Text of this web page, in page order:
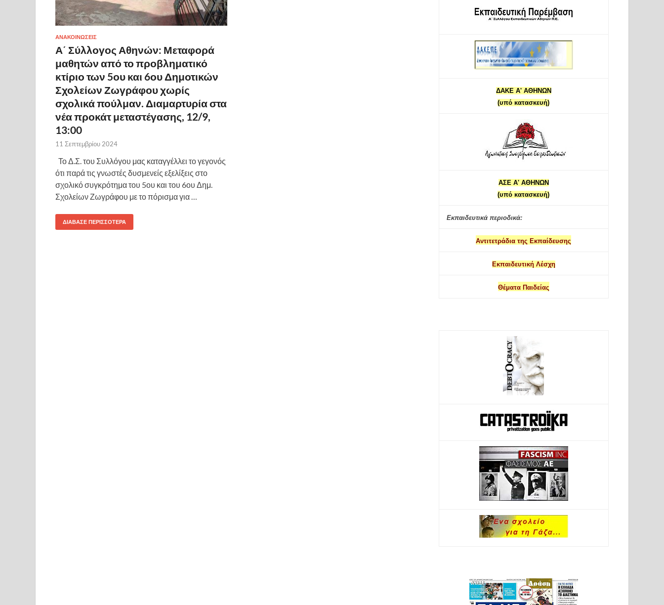
ΑΝΑΚΟΙΝΩΣΕΙΣ
Α΄ Σύλλογος Αθηνών: Μεταφορά
μαθητών από το προβληματικό
κτίριο των 5ου και 6ου Δημοτικών
Σχολείων Ζωγράφου χωρίς
σχολικά πούλμαν. Διαμαρτυρία στα
νέα προκάτ μεταστέγασης, 12/9,
13:00
11 Σεπτεμβρίου 2024
Το Δ.Σ. του Συλλόγου μας καταγγέλλει το γεγονός
ότι παρά τις γνωστές δυσμενείς εξελίξεις στο
σχολικό συγκρότημα του 5ου και του 6ου Δημ.
Σχολείων Ζωγράφου με το πόρισμα για …
ΔΙΆΒΑΣΕ ΠΕΡΙΣΣΌΤΕΡΑ
ΔΑΚΕ Α' ΑΘΗΝΩΝ
(υπό κατασκευή)
ΑΣΕ Α' ΑΘΗΝΩΝ
(υπό κατασκευή)
Εκπαιδευτικά περιοδικά:
Αντιτετράδια της Εκπαίδευσης
Εκπαιδευτική Λέσχη
Θέματα Παιδείας